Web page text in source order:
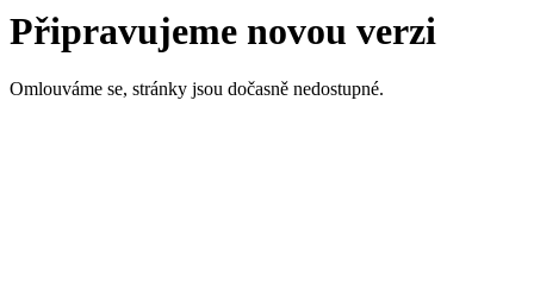
Připravujeme novou verzi
Omlouváme se, stránky jsou dočasně nedostupné.